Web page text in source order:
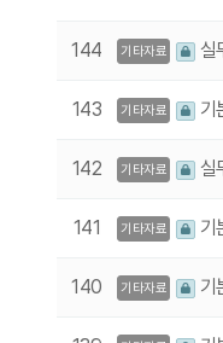
144 기타자료 실
143 기타자료 기
142 기타자료 실
141 기타자료 기
140 기타자료 기